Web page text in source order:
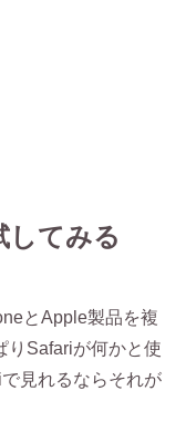
してみる
とApple製品を複
りSafariが何かと使
見れるならそれが